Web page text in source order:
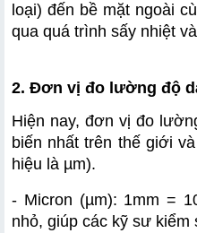
3.2. Đối với vật dụng
3.3. Đối với môi trường
loại) đến bề mặt ngoài
qua quá trình sấy nhiệt
2. Đơn vị đo lường độ
Hiện nay, đơn vị đo
biến nhất trên thế giới
hiệu là µm).
- Micron (µm): 1mm =
nhỏ, giúp các kỹ sư